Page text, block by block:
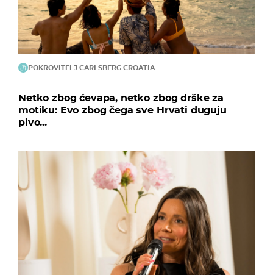
POKROVITELJ CARLSBERG CROATIA
Netko zbog ćevapa, netko zbog drške za
motiku: Evo zbog čega sve Hrvati duguju
pivo...